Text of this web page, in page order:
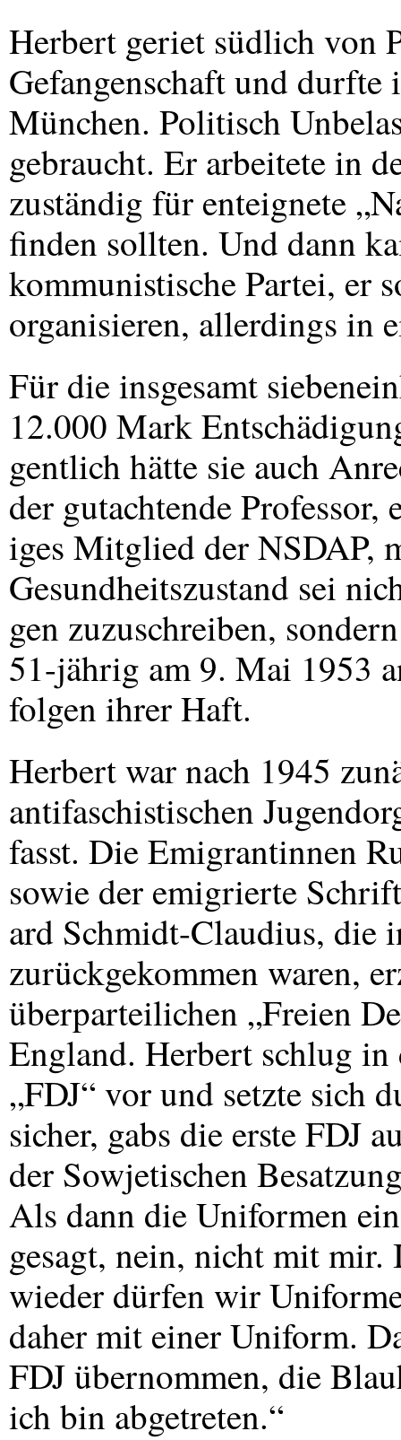
Herbert geriet südlich von
Gefangenschaft und
München. Politisch
gebraucht. Er arbeitete in
zuständig für enteignete
finden sollten. Und dann
kommunistische Partei, er
organisieren, allerdings in
Für die insgesamt
12.000 Mark
gentlich hätte sie auch
der gutachtende Professor,
iges Mitglied derNSDAP,
Gesundheitszustand sei
gen zuzuschreiben,
51-jährig am 9. Mai 1953
folgen ihrer Haft.
Herbert war nach 1945
antifaschistischen
fasst. Die Emigrantinnen
sowie der emigrierte
ard Schmidt-Claudius, die
zurückgekommen waren,
überparteilichen „Freien
England. Herbert schlug
„FDJ“ vor und setzte sich
sicher, gabs die ersteFDJ
der Sowjetischen
Als dann die Uniformen
gesagt, nein, nicht mit mir.
wieder dürfen wir
daher mit einer Uniform.
FDJübernommen, die
ich bin abgetreten.“